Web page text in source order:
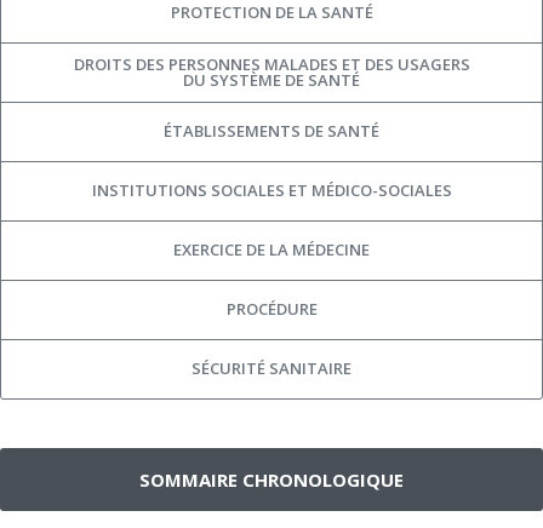
PROTECTION DE LA SANTÉ
DROITS DES PERSONNES MALADES ET DES USAGERS
DU SYSTÈME DE SANTÉ
ÉTABLISSEMENTS DE SANTÉ
INSTITUTIONS SOCIALES ET MÉDICO-SOCIALES
EXERCICE DE LA MÉDECINE
PROCÉDURE
SÉCURITÉ SANITAIRE
SOMMAIRE CHRONOLOGIQUE